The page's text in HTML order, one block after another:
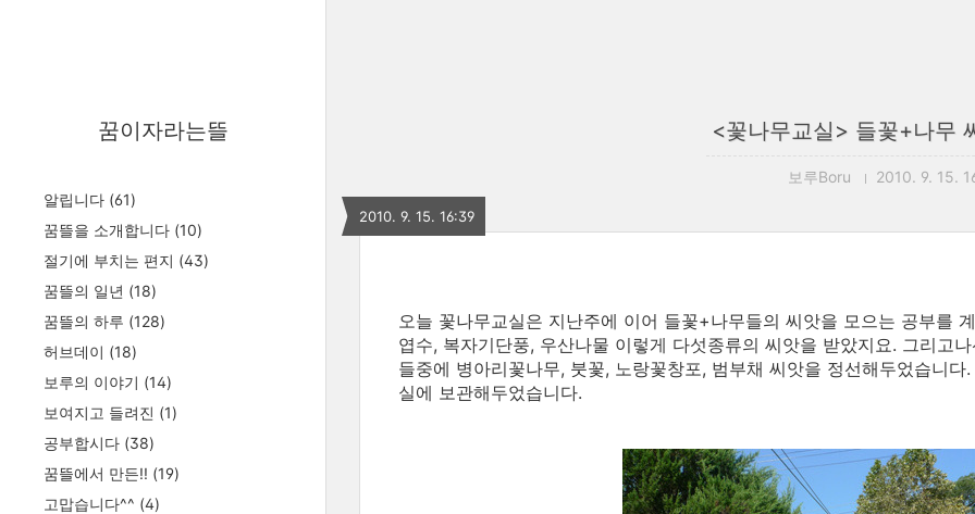
꿈이자라는뜰
알립니다 (61)
꿈뜰을 소개합니다 (10)
절기에 부치는 편지 (43)
꿈뜰의 일년 (18)
꿈뜰의 하루 (128)
허브데이 (18)
보루의 이야기 (14)
보여지고 들려진 (1)
공부합시다 (38)
꿈뜰에서 만든!! (19)
고맙습니다^^ (4)
<꽃나무교실> 들꽃+나무
보루Boru 2010. 9. 15.
2010. 9. 15. 16:39
오늘 꽃나무교실은 지난주에 이어 들꽃+나무들의 씨앗을 모으는 공부를
엽수, 복자기단풍, 우산나물 이렇게 다섯종류의 씨앗을 받았지요. 그리고
들중에 병아리꽃나무, 붓꽃, 노랑꽃창포, 범부채 씨앗을 정선해두었습니
실에 보관해두었습니다.